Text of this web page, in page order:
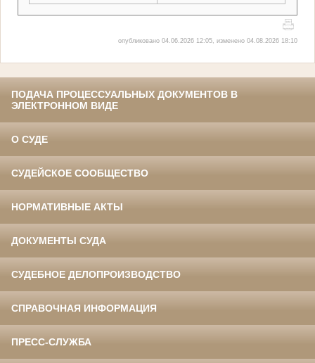
опубликовано 04.06.2026 12:05, изменено 04.08.2026 18:10
ПОДАЧА ПРОЦЕССУАЛЬНЫХ ДОКУМЕНТОВ В
ЭЛЕКТРОННОМ ВИДЕ
О СУДЕ
СУДЕЙСКОЕ СООБЩЕСТВО
НОРМАТИВНЫЕ АКТЫ
ДОКУМЕНТЫ СУДА
СУДЕБНОЕ ДЕЛОПРОИЗВОДСТВО
СПРАВОЧНАЯ ИНФОРМАЦИЯ
ПРЕСС-СЛУЖБА